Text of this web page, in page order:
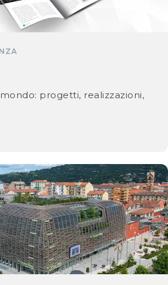
progetti, realizzazioni,